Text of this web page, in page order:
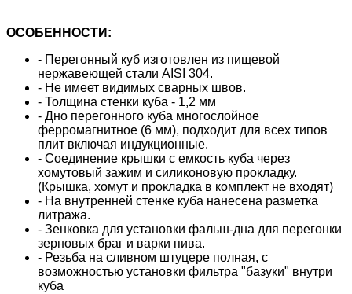
ОСОБЕННОСТИ:
- Перегонный куб изготовлен из пищевой
нержавеющей стали AISI 304.
- Не имеет видимых сварных швов.
- Толщина стенки куба - 1,2 мм
- Дно перегонного куба многослойное
ферромагнитное (6 мм), подходит для всех типов
плит включая индукционные.
- Соединение крышки с емкость куба через
хомутовый зажим и силиконовую прокладку.
(Крышка, хомут и прокладка в комплект не входят)
- На внутренней стенке куба нанесена разметка
литража.
- Зенковка для установки фальш-дна для перегонки
зерновых браг и варки пива.
- Резьба на сливном штуцере полная, с
возможностью установки фильтра "базуки" внутри
куба